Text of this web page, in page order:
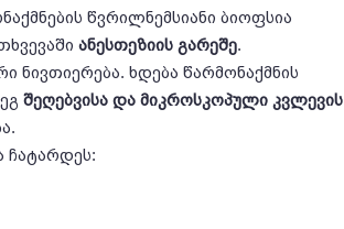
წვრილნემსიანი ბიოფსია
ანესთეზიის გარეშე.
ნივთიერება. ხდება წარმონაქმნის
შეღებვისა და მიკროსკოპული კვლევის
ჩატარდეს: